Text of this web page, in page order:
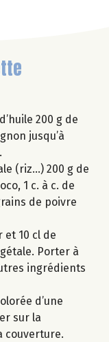
200 g de
jusqu’à
(riz…) 200 g de
1 c. à c. de
de poivre
et 10 cl de
Porter à
ingrédients
d’une
sur la
couverture.